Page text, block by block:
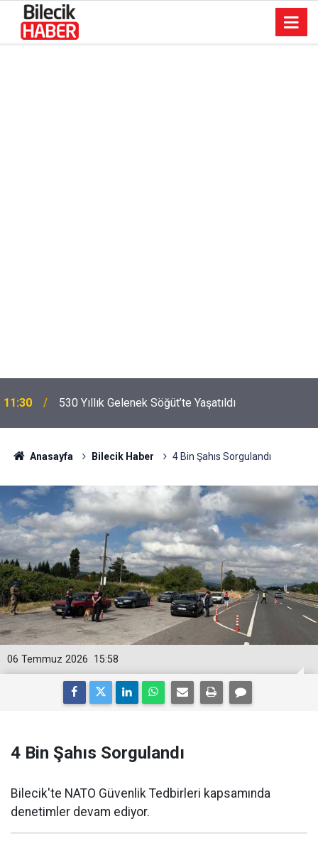
11:30 530 Yıllık Gelenek Söğüt’te Yaşatıldı
Anasayfa Bilecik Haber 4 Bin Şahıs Sorgulandı
15:58
06 Temmuz 2026
4 Bin Şahıs Sorgulandı
Bilecik'te NATO Güvenlik Tedbirleri kapsamında
denetimler devam ediyor.